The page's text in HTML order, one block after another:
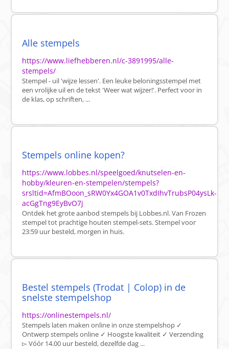
Alle stempels
https://www.liefhebberen.nl/c-3891995/alle-
stempels/
Stempel - uil 'wijze lessen'. Een leuke beloningsstempel met
een vrolijke uil en de tekst 'Weer wat wijzer!'. Perfect voor in
de klas, op schriften, ...
Stempels online kopen?
https://www.lobbes.nl/speelgoed/knutselen-en-
hobby/kleuren-en-stempelen/stempels?
srsltid=AfmBOoon_sRW0Yx4GOA1v0TxdIhvTrubsP04ysLk-
acGgTng9EyBvO7j
Ontdek het grote aanbod stempels bij Lobbes.nl. Van Frozen
stempel tot prachtige houten stempel-sets. Stempel voor
23:59 uur besteld, morgen in huis.
Bestel stempels (Trodat | Colop) in de
snelste stempelshop
https://onlinestempels.nl/
Stempels laten maken online in onze stempelshop ✓
Ontwerp stempels online ✓ Hoogste kwaliteit ✓ Verzending
▻ Vóór 14.00 uur besteld, dezelfde dag ...